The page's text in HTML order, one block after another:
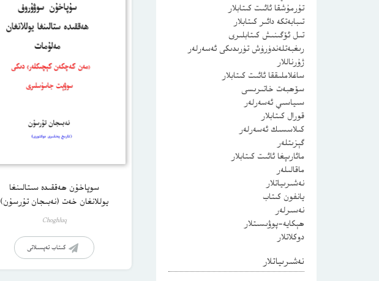
سوپاخۇن ھەققىدە سىتالىنغا
يوللانغان خەت (نەبىجان تۇرسۇن)
Choghluq
كىتاب تەپسىلاتى
تۇرمۇشقا ئائىت كىتابلار
تىبابەتكە دائىر كىتابلار
تىل ئۆگىنىش كىتابلىرى
رىغبەتلەندۈرۈش تۈرىدىكى ئەسەرلەر
ژۇرناللار
ساغلاملىققا ئائىت كىتابلار
سۆھبەت خاتىرىسى
سىياسىي ئەسەرلەر
قورال كىتابلار
كىلاسسىك ئەسەرلەر
گېزىتلەر
مائارىپغا ئائىت كىتابلار
ماقالىلەر
نەشىرىياتلار
يانفون كىتاب
نەسىرلەر
ھېكايە-پوۋىسىتلار
دوكلاتلار
نەشىرىياتلار